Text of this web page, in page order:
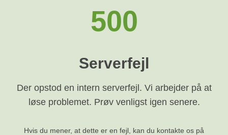
500
Serverfejl
Der opstod en intern serverfejl. Vi arbejder på at
løse problemet. Prøv venligst igen senere.
Hvis du mener, at dette er en fejl, kan du kontakte os på